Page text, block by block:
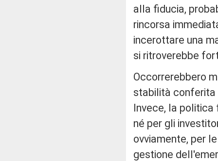
alla fiducia,
rincorsa
incerottare una
si ritroverebbe
Occorrerebbero
stabilità conferita
Invece, la
né per gli
ovviamente, per
gestione